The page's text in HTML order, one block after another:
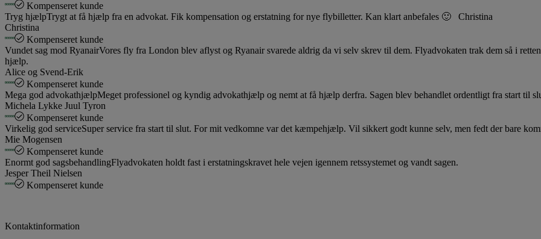
Kompenseret kunde
Tryg hjælpTrygt at få hjælp fra en advokat. Fik kompensation og erstatning for nye flybilletter. Kan klart anbefales 🙂 Christina
Christina
Kompenseret kunde
Vundet sag mod RyanairVores fly fra London blev aflyst og Ryanair svarede aldrig da vi selv skrev til dem. Flyadvokaten trak dem så i
hjælp.
Alice og Svend-Erik
Kompenseret kunde
Mega god advokathjælpMeget professionel og kyndig advokathjælp og nemt at få hjælp derfra. Sagen blev behandlet ordentligt fra start til
Michela Lykke Juul Tyron
Kompenseret kunde
Virkelig god serviceSuper service fra start til slut. For mit vedkomne var det kæmpehjælp. Vil sikkert godt kunne selv, men fedt der bare
Mie Mogensen
Kompenseret kunde
Enormt god sagsbehandlingFlyadvokaten holdt fast i erstatningskravet hele vejen igennem retssystemet og vandt sagen.
Jesper Theil Nielsen
Kompenseret kunde
Kontaktinformation